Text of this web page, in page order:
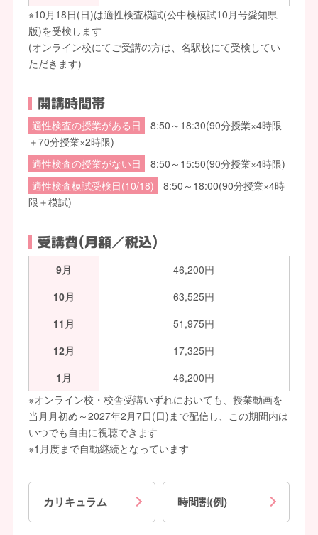
※10月18日(日)は適性検査模試(公中検模試10月号愛知県
版)を受検します
(オンライン校にてご受講の方は、名駅校にて受検してい
ただきます)
開講時間帯
適性検査の授業がある日
8:50～18:30(90分授業×4時限
＋70分授業×2時限)
適性検査の授業がない日
8:50～15:50(90分授業×4時限)
適性検査模試受検日(10/18)
8:50～18:00(90分授業×4時
限＋模試)
受講費(月額／税込)
9月
46,200円
10月
63,525円
11月
51,975円
12月
17,325円
1月
46,200円
※オンライン校・校舎受講いずれにおいても、授業動画を
当月月初め～2027年2月7日(日)まで配信し、この期間内は
いつでも自由に視聴できます
※1月度まで自動継続となっています
カリキュラム 時間割(例)